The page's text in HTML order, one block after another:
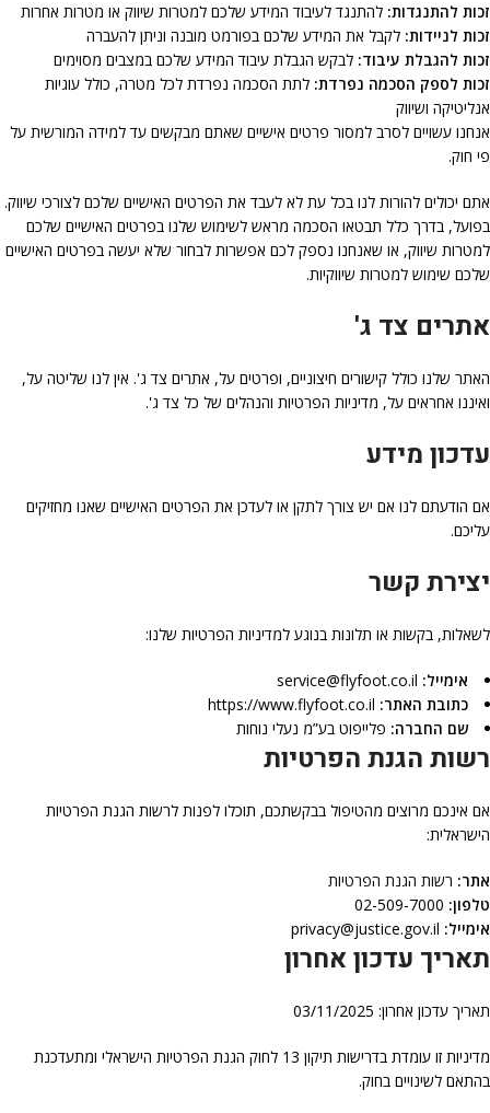
זכות להתנגדות: להתנגד לעיבוד המידע שלכם למטרות שיווק או מטרות אחרות
זכות לניידות: לקבל את המידע שלכם בפורמט מובנה וניתן להעברה
זכות להגבלת עיבוד: לבקש הגבלת עיבוד המידע שלכם במצבים מסוימים
זכות לספק הסכמה נפרדת: לתת הסכמה נפרדת לכל מטרה, כולל עוגיות
אנליטיקה ושיווק
אנחנו עשויים לסרב למסור פרטים אישיים שאתם מבקשים עד למידה המורשית על
פי חוק.
אתם יכולים להורות לנו בכל עת לא לעבד את הפרטים האישיים שלכם לצורכי שיווק.
בפועל, בדרך כלל תבטאו הסכמה מראש לשימוש שלנו בפרטים האישיים שלכם
למטרות שיווק, או שאנחנו נספק לכם אפשרות לבחור שלא יעשה בפרטים האישיים
שלכם שימוש למטרות שיווקיות.
אתרים צד ג'
האתר שלנו כולל קישורים חיצוניים, ופרטים על, אתרים צד ג'. אין לנו שליטה על,
ואיננו אחראים על, מדיניות הפרטיות והנהלים של כל צד ג'.
עדכון מידע
אם הודעתם לנו אם יש צורך לתקן או לעדכן את הפרטים האישיים שאנו מחזיקים
עליכם.
יצירת קשר
לשאלות, בקשות או תלונות בנוגע למדיניות הפרטיות שלנו:
אימייל:
כתובת האתר:
שם החברה: פלייפוט בע”מ נעלי נוחות
רשות הגנת הפרטיות
אם אינכם מרוצים מהטיפול בבקשתכם, תוכלו לפנות לרשות הגנת הפרטיות
הישראלית:
אתר: רשות הגנת הפרטיות
טלפון:
אימייל:
תאריך עדכון אחרון
תאריך עדכון אחרון: 03/11/2025
מדיניות זו עומדת בדרישות תיקון 13 לחוק הגנת הפרטיות הישראלי ומתעדכנת
בהתאם לשינויים בחוק.